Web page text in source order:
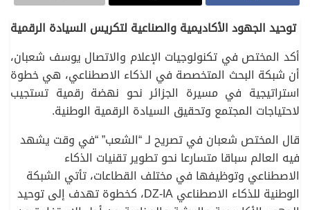
توحيد الجهود الأكاديمية والصناعية لتكريس السيادة الرقمية
أكد المختص في تكنولوجيات الإعلام والاتصال يوسف شعبان،
أن شبكة البحث المتخصصة في الذكاء الاصطناعي، هي خطوة
استراتيجية في مسيرة الجزائر نحو نهضة رقمية تستجيب
لاحتياجات المجتمع وتحقيق السيادة الرقمية الوطنية.
قال المختص شعبان في تصريح لـ “الشعب” “في وقت يشهد
فيه العالم سباقا متسارعا نحو تطوير تقنيات الذكاء
الاصطناعي وتوظيفها في مختلف القطاعات، تأتي الشبكة
الوطنية للذكاء الاصطناعي DZ-IA، كخطوة تهدف إلى توحيد